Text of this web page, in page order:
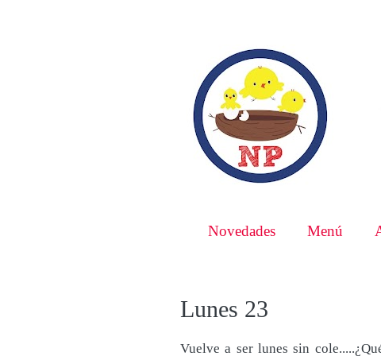
Novedades Menú
Lunes 23
Vuelve a ser lunes sin